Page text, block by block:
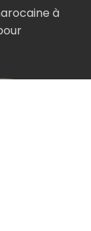
à